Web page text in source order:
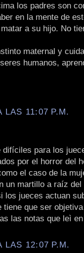
los padres son
en la mente de
a su hijo. No
maternal y
humanos,
LAS 11:07 P.M.
para los
por el horror del
el caso de la
un martillo a raíz
los jueces actuan
tiene que ser
las notas que leì
LAS 12:07 P.M.